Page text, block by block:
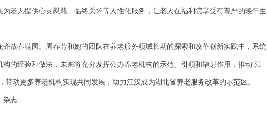
为老人提供心灵慰藉、临终关怀等人性化服务，让老人在福利院享受有尊严的晚年生
齐放春满园。周春芳和她的团队在养老服务领域长期的探索和改革创新实践中，系统
的经验和做法，未来将充分发挥公办养老机构的示范、引领和辐射作用，推动“江
带动更多养老机构实现共同发展，助力江汉成为湖北省养老服务改革的示范区。
杂志